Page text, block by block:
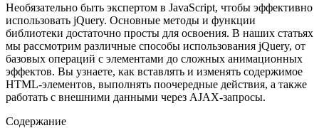
Необязательно быть экспертом в JavaScript, чтобы эффективно
использовать jQuery. Основные методы и функции
библиотеки достаточно просты для освоения. В наших статьях
мы рассмотрим различные способы использования jQuery, от
базовых операций с элементами до сложных анимационных
эффектов. Вы узнаете, как вставлять и изменять содержимое
HTML-элементов, выполнять поочередные действия, а также
работать с внешними данными через AJAX-запросы.
Содержание